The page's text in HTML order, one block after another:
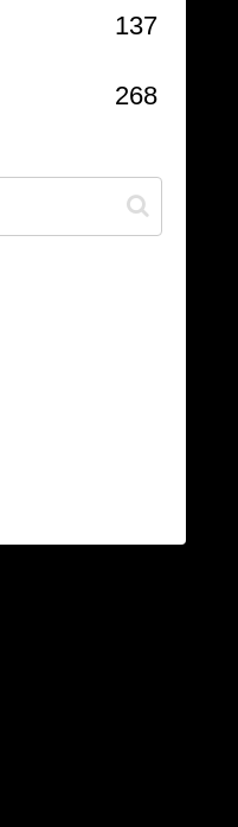
137
268